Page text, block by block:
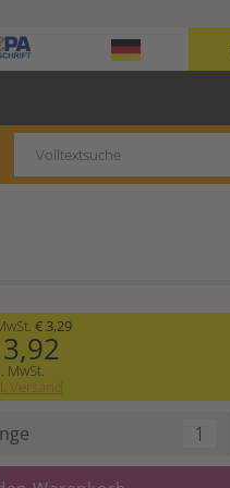
€ 3,29
MwSt.
Versand